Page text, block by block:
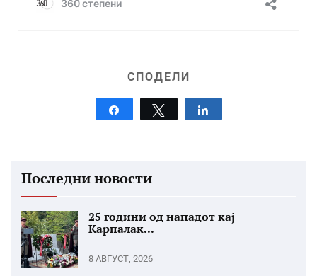
СПОДЕЛИ
Tweet
Последни новости
25 години од нападот кај
Карпалак...
8 АВГУСТ, 2026